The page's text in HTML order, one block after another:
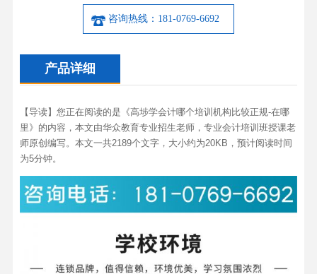
咨询热线：181-0769-6692
产品详细
【导读】您正在阅读的是《高埗学会计哪个培训机构比较正规-在哪
里》的内容，本文由华众教育专业招生老师，专业会计培训班授课老
师原创编写。本文一共2189个文字，大小约为20KB，预计阅读时间
为5分钟。